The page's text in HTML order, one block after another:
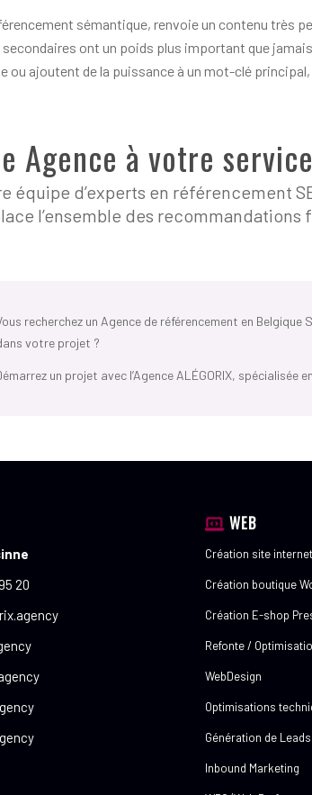
sémantique, renvoie un contenu très
ont un poids plus important que
ou ajoutent de la puissance à un mot-clé
Agence à votre service
équipe d’experts en référencement
l’ensemble des recommandations
recherchez un Agence de référencement en Belgique
votre projet ?
un projet avec l’Agence ALÉGORIX, spécialisée
20
WEB
Création site internet
Création boutique
Création E-shop
Refonte /
WebDesign
Optimisations
Génération de Leads
Inbound Marketing